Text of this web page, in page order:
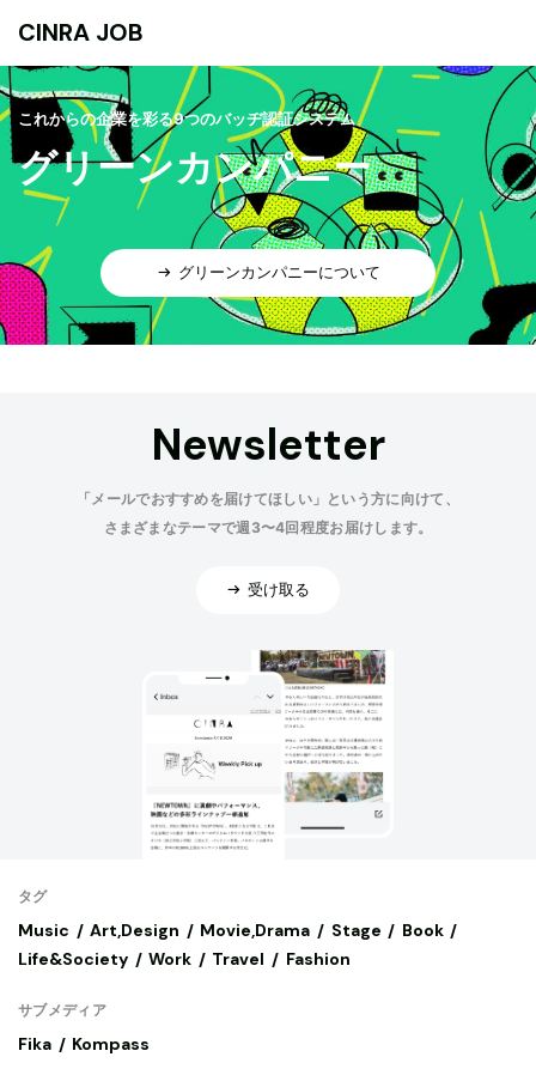
CINRA JOB
これからの企業を彩る9つのバッヂ認証システム
グリーンカンパニー
グリーンカンパニーについて
Newsletter
「メールでおすすめを届けてほしい」という方に向けて、
さまざまなテーマで週3〜4回程度お届けします。
受け取る
タグ
Music Art,Design Movie,Drama Stage
Book
Life&Society
Work Travel Fashion
サブメディア
Fika Kompass